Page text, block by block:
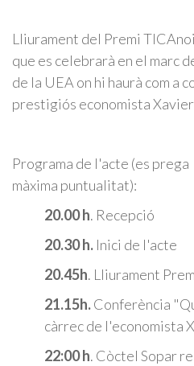
Lliurament del Premi
que es celebrarà en el marc
de la UEA on hi haurà com a
prestigiós economista
Programa de l'acte (es prega
màxima puntualitat):
20.00 h. Recepció
20.30 h. Inici de l'acte
20.45h. Lliurament
21.15h.Conferència
càrrec de l'economista
22:00 h. Còctel Sopar